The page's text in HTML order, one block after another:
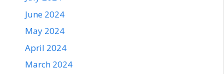
June 2024
May 2024
April 2024
March 2024